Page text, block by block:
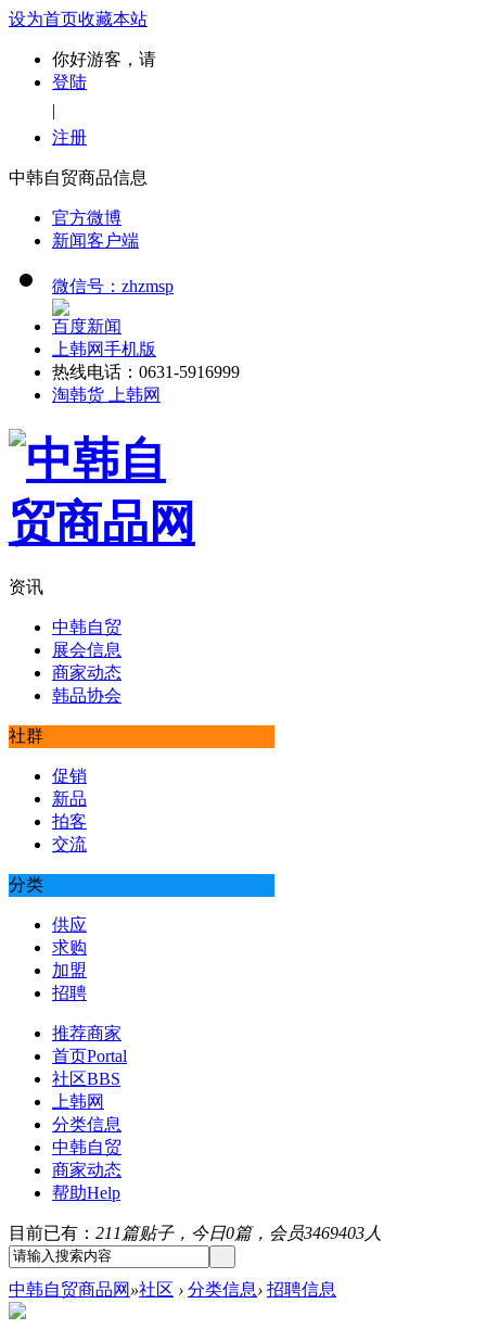
设为首页收藏本站
你好游客，请
登陆
|
注册
中韩自贸商品信息
官方微博
新闻客户端
微信号：zhzmsp
百度新闻
上韩网手机版
热线电话：0631-5916999
淘韩货 上韩网
资讯
中韩自贸
展会信息
商家动态
韩品协会
社群
促销
新品
拍客
交流
分类
供应
求购
加盟
招聘
推荐商家
首页Portal
社区BBS
上韩网
分类信息
中韩自贸
商家动态
帮助Help
目前已有： 211篇贴子，今日0篇，会员3469403人
中韩自贸商品网 »社区 › 分类信息› 招聘信息